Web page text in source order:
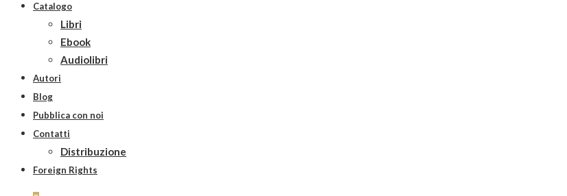
Catalogo
Libri
Ebook
Audiolibri
Autori
Blog
Pubblica con noi
Contatti
Distribuzione
Foreign Rights